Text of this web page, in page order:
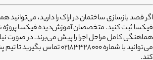
اگر قصدبازسازی ساختمان در اراکرا دارید، می‌توانید
فیکسا ثبت کنید. متخصصان آموزش‌دیده فیکسا پروژه
هماهنگی کامل مراحل اجرا را پیش می‌برند. در صورت
می‌توانید با شماره02183328000تماس بگیرید تا تیم